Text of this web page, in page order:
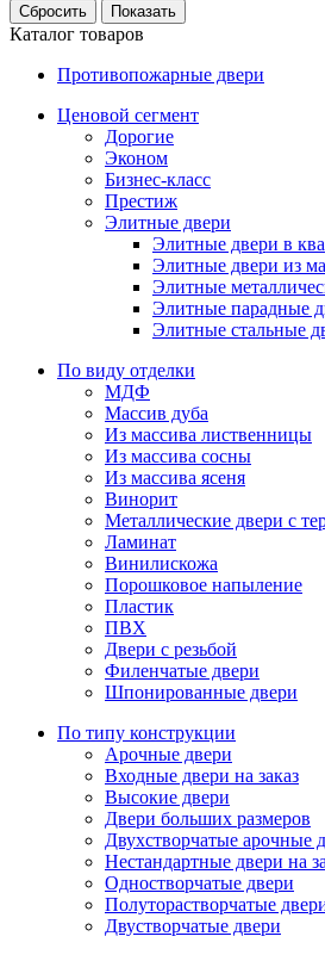
Каталог товаров
Противопожарные двери
Ценовой сегмент
Дорогие
Эконом
Бизнес-класс
Престиж
Элитные двери
Элитные двери в
Элитные двери из
Элитные
Элитные парадные
Элитные стальные
По виду отделки
МДФ
Массив дуба
Из массива лиственницы
Из массива сосны
Из массива ясеня
Винорит
Металлические двери с
Ламинат
Винилискожа
Порошковое напыление
Пластик
ПВХ
Двери с резьбой
Филенчатые двери
Шпонированные двери
По типу конструкции
Арочные двери
Входные двери на заказ
Высокие двери
Двери больших размеров
Двухстворчатые арочные
Нестандартные двери на
Одностворчатые двери
Полуторастворчатые
Двустворчатые двери